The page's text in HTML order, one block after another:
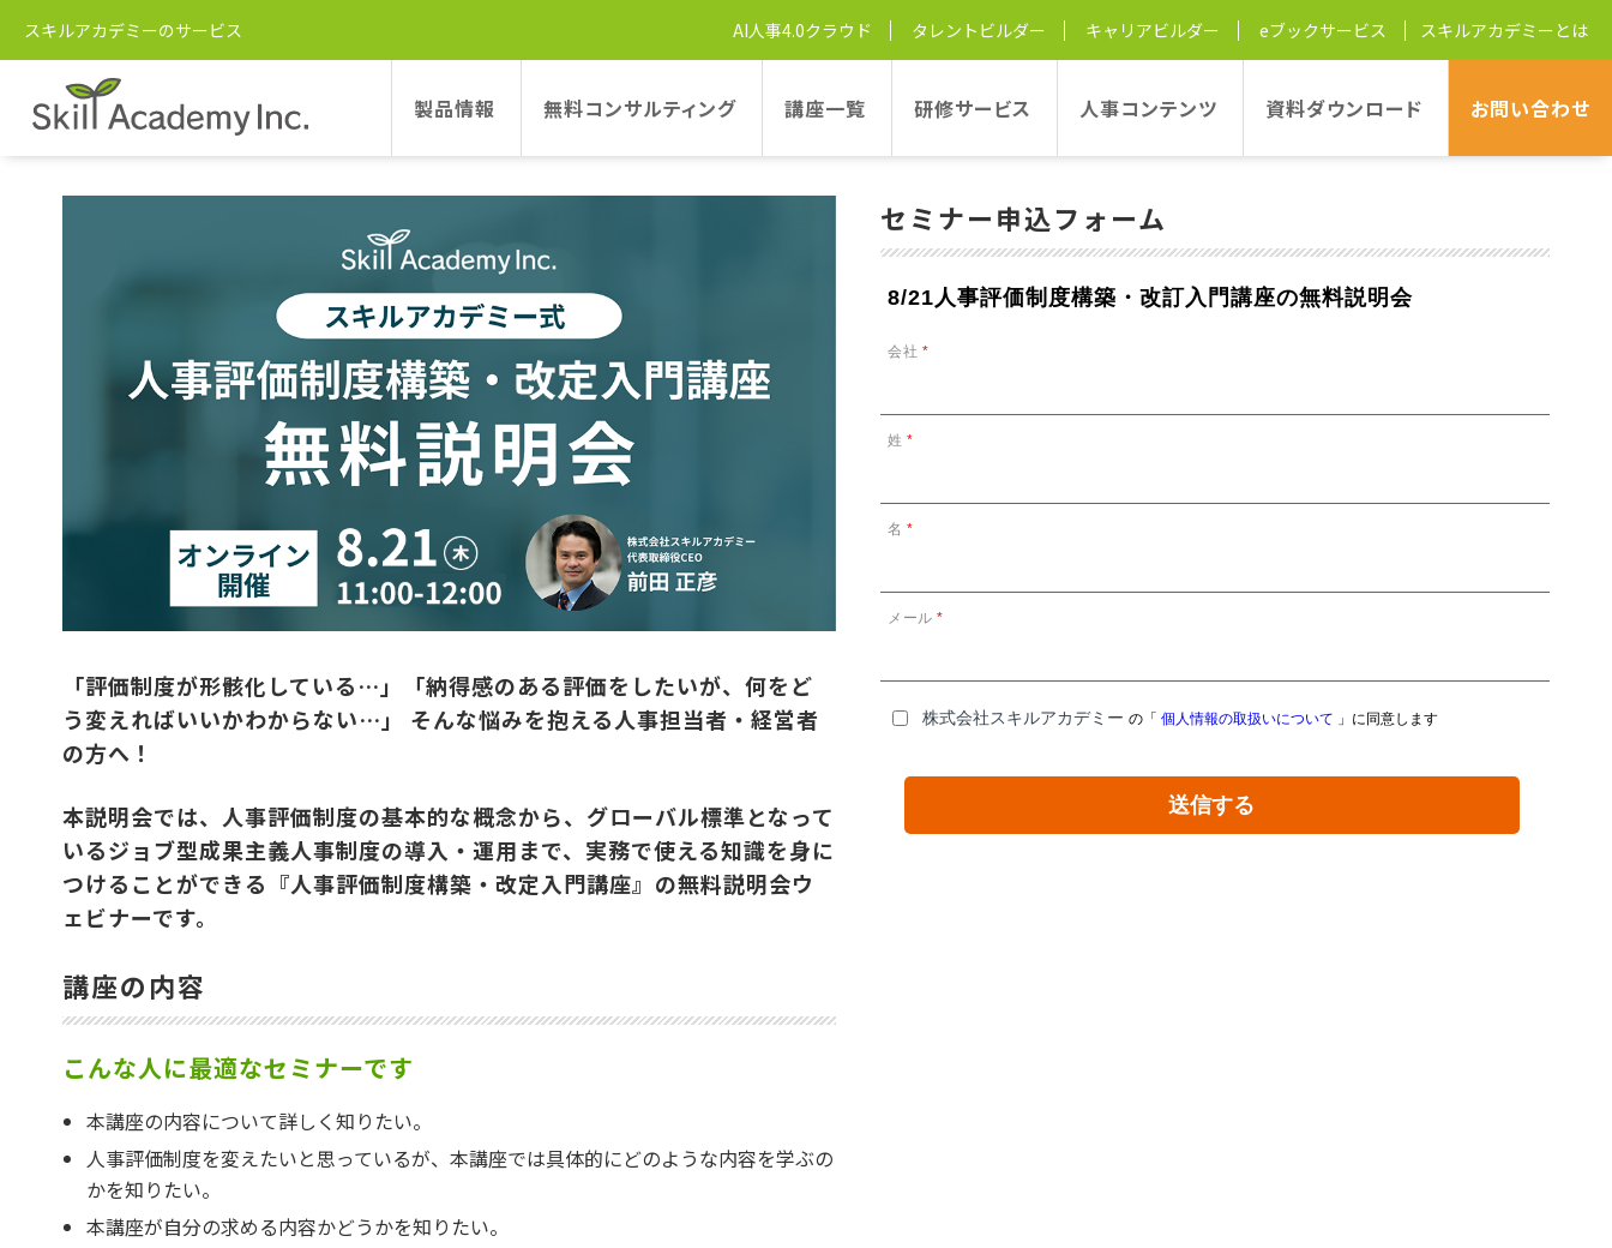
スキルアカデミーのサービス AI人事4.0クラウド タレントビルダー キャリアビルダー eブックサービス スキルアカデミーとは
製品情報 無料コンサルティング 講座一覧 研修サービス 人事コンテンツ 資料ダウンロード お問い合わせ
スキルアカデミー 講座一覧 【無料説明会】『人事評価制度構築・改定入門講座』 – 2025年8月21日
【無料説明会】『人事評価制度構築・改定入門講座』 – 2025年8月21日
「評価制度が形骸化している…」「納得感のある評価をしたいが、何をど
う変えればいいかわからない…」 そんな悩みを抱える人事担当者・経営者
の方へ！
本説明会では、人事評価制度の基本的な概念から、グローバル標準となって
いるジョブ型成果主義人事制度の導入・運用まで、実務で使える知識を身に
つけることができる『人事評価制度構築・改定入門講座』の無料説明会ウ
ェビナーです。
講座の内容
こんな人に最適なセミナーです
本講座の内容について詳しく知りたい。
人事評価制度を変えたいと思っているが、本講座では具体的にどのような内容を学ぶの
かを知りたい。
本講座が自分の求める内容かどうかを知りたい。
セミナー申込フォーム
8/21人事評価制度構築・改訂入門講座の無料説明会
会社 *
姓 *
名 *
メール *
株式会社スキルアカデミー の「 個人情報の取扱いについて 」に同意します